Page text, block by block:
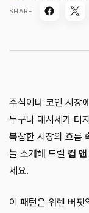
SHARE
주식이나 코인 시장
누구나 대시세가 터
복잡한 시장의 흐름
늘 소개해 드릴 컵
세요.
이 패턴은 워렌 버핏